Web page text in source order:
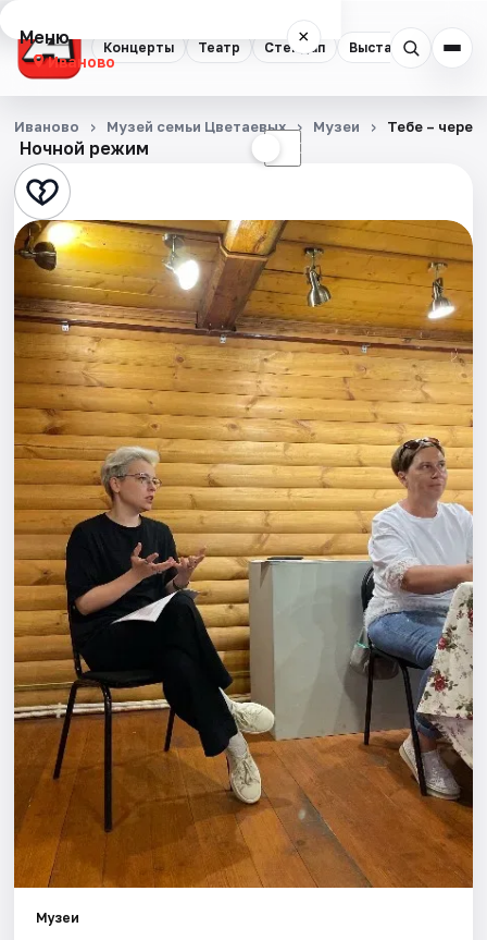
Концерты Театр Стендап Выставки Спорт
Меню ×
Иваново
Концерты
Театр
Стендап
Выставки
Спорт
События
Города
Площадки
Артисты
Рейтинги
Ночной режим ☾
Иваново Музей семьи Цветаевых Музеи Тебе –
Музеи